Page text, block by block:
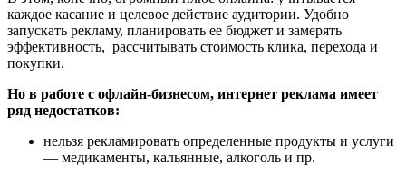
каждое касание и целевое действие аудитории. Удобно
запускать рекламу, планировать ее бюджет и замерять
эффективность, рассчитывать стоимость клика, перехода и
покупки.
Но в работе с офлайн-бизнесом, интернет реклама имеет
ряд недостатков:
нельзя рекламировать определенные продукты и услуги
— медикаменты, кальянные, алкоголь и пр.